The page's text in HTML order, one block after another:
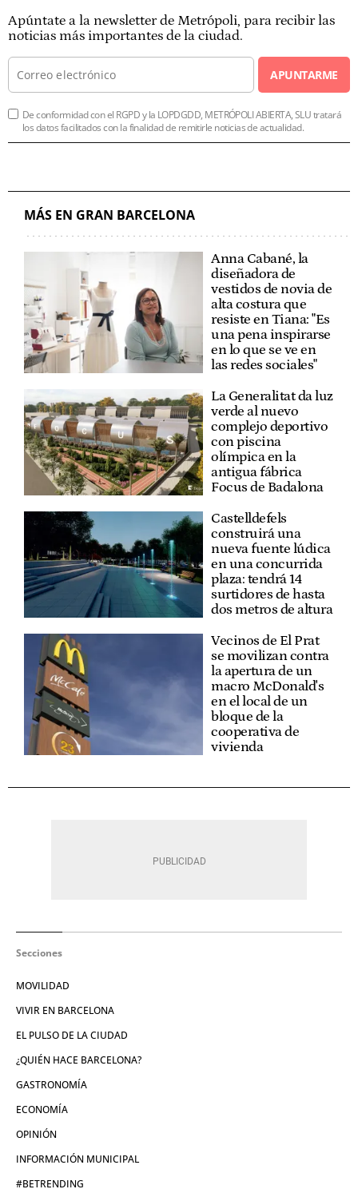
Apúntate a la newsletter de Metrópoli, para recibir las
noticias más importantes de la ciudad.
APUNTARME
De conformidad con el RGPD y la LOPDGDD, METRÓPOLI ABIERTA, SLU tratará
los datos facilitados con la finalidad de remitirle noticias de actualidad.
MÁS EN GRAN BARCELONA
Anna Cabané, la
diseñadora de
vestidos de novia de
alta costura que
resiste en Tiana: "Es
una pena inspirarse
en lo que se ve en
las redes sociales"
La Generalitat da luz
verde al nuevo
complejo deportivo
con piscina
olímpica en la
antigua fábrica
Focus de Badalona
Castelldefels
construirá una
nueva fuente lúdica
en una concurrida
plaza: tendrá 14
surtidores de hasta
dos metros de altura
Vecinos de El Prat
se movilizan contra
la apertura de un
macro McDonald's
en el local de un
bloque de la
cooperativa de
vivienda
Secciones
MOVILIDAD
VIVIR EN BARCELONA
EL PULSO DE LA CIUDAD
¿QUIÉN HACE BARCELONA?
GASTRONOMÍA
ECONOMÍA
OPINIÓN
INFORMACIÓN MUNICIPAL
#BETRENDING